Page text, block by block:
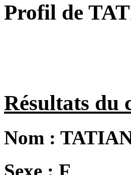
Profil de
Résultats du
Nom :
Sexe : F